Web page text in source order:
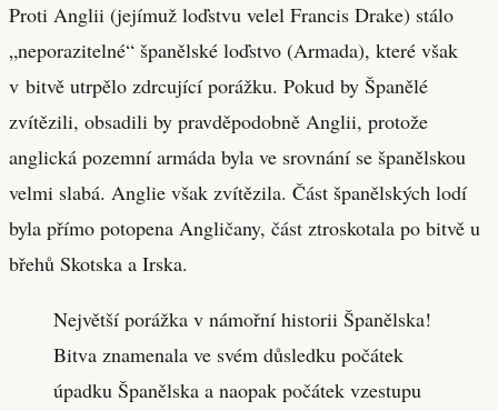
Proti Anglii (jejímuž loďstvu velel Francis Drake) stálo
„neporazitelné“ španělské loďstvo (Armada), které však
v bitvě utrpělo zdrcující porážku. Pokud by Španělé
zvítězili, obsadili by pravděpodobně Anglii, protože
anglická pozemní armáda byla ve srovnání se španělskou
velmi slabá. Anglie však zvítězila. Část španělských lodí
byla přímo potopena Angličany, část ztroskotala po bitvě u
břehů Skotska a Irska.
Největší porážka v námořní historii Španělska!
Bitva znamenala ve svém důsledku počátek
úpadku Španělska a naopak počátek vzestupu